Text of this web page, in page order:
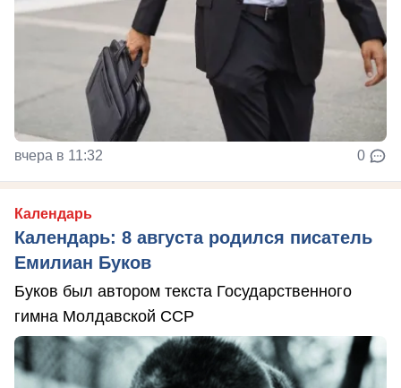
вчера в 11:32 0
Календарь
Календарь: 8 августа родился писатель
Емилиан Буков
Буков был автором текста Государственного
гимна Молдавской ССР